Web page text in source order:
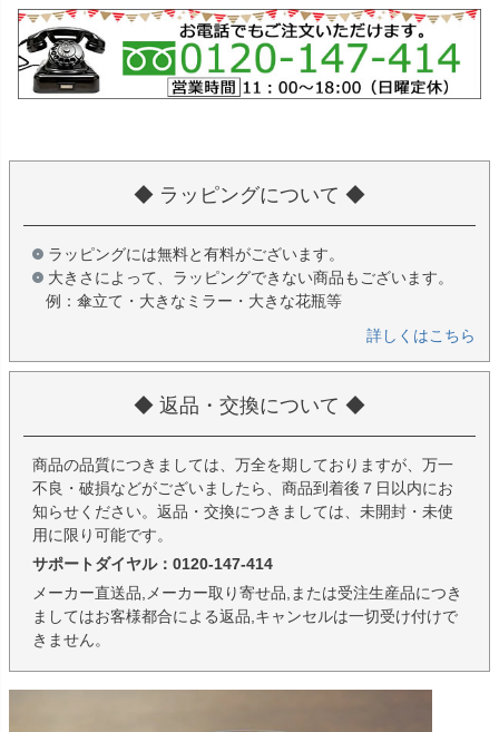
◆ ラッピングについて ◆
ラッピングには無料と有料がございます。
大きさによって、ラッピングできない商品もございます。
例：傘立て・大きなミラー・大きな花瓶等
詳しくはこちら
◆ 返品・交換について ◆
商品の品質につきましては、万全を期しておりますが、万一
不良・破損などがございましたら、商品到着後７日以内にお
知らせください。返品・交換につきましては、未開封・未使
用に限り可能です。
サポートダイヤル：0120-147-414
メーカー直送品,メーカー取り寄せ品,または受注生産品につき
ましてはお客様都合による返品,キャンセルは一切受け付けで
きません。